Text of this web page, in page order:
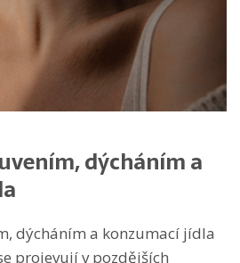
dýcháním a
dýcháním a konzumací jídla
projevují v pozdějších